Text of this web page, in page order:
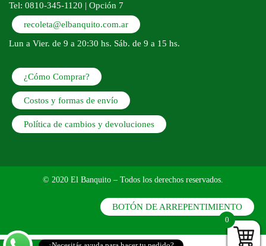
Tel: 0810-345-1120 | Opción 7
recoleta@elbanquito.com.ar
Lun a Vier. de 9 a 20:30 hs. Sáb. de 9 a 15 hs.
¿Cómo Comprar?
Costos y formas de envío
Política de cambios y devoluciones
© 2020 El Banquito – Todos los derechos reservados.
BOTÓN DE ARREPENTIMIENTO
Scroll Up
0